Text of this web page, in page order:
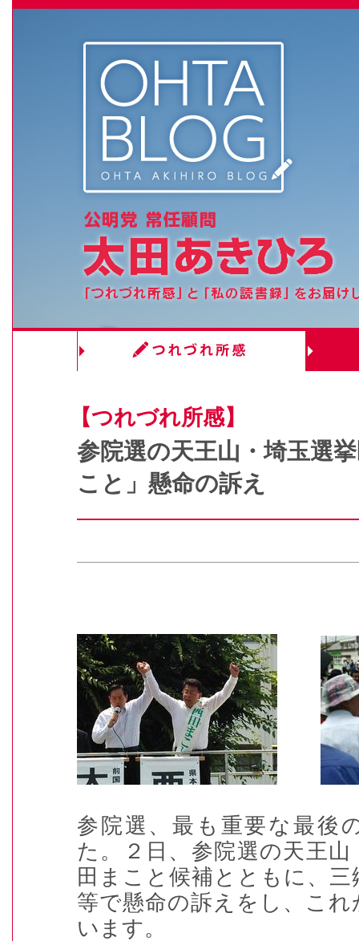
【つれづれ所感】
参院選の天王山・埼玉選
こと」懸命の訴え
参院選、最も重要な最後
た。２日、参院選の天王
田まこと候補とともに、
等で懸命の訴えをし、こ
います。